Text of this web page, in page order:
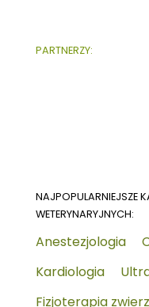
PARTNERZY:
NAJPOPULARNIEJSZE
WETERYNARYJNYCH:
Anestezjologia
Kardiologia
Fizjoterapia